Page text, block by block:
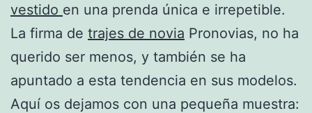
vestido en una prenda única e irrepetible.
La firma de trajes de novia Pronovias, no ha
querido ser menos, y también se ha
apuntado a esta tendencia en sus modelos.
Aquí os dejamos con una pequeña muestra: